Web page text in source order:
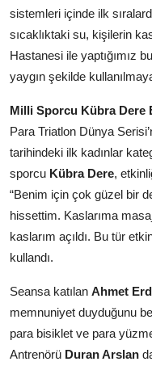
sistemleri içinde ilk
sıcaklıktaki su, kişilerin
Hastanesi ile yaptığımız
yaygın şekilde
Milli Sporcu Kübra Dere
Para Triatlon Dünya
tarihindeki ilk kadınlar
sporcu Kübra Dere,
“Benim için çok güzel bir
hissettim. Kaslarıma
kaslarım açıldı. Bu tür
kullandı.
Seansa katılan Ahmet
memnuniyet duyduğunu
para bisiklet ve para
Antrenörü Duran Arslan